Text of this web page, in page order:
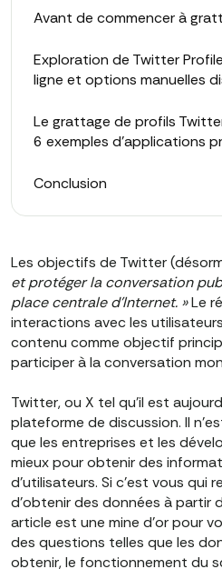
Avant de commencer à
Exploration de Twitter
ligne et options manuelles
Le grattage de profils
6 exemples d'applications
Conclusion
Les objectifs de Twitter
et protéger la conversation
place centrale d'Internet. »Le
interactions avec les
contenu comme objectif
participer à la conversation
Twitter, ou X tel qu'il est
plateforme de discussion. Il
que les entreprises et les
mieux pour obtenir des
d'utilisateurs. Si c'est vous qui
d'obtenir des données à partir
article est une mine d'or pour
des questions telles que les
obtenir, le fonctionnement du